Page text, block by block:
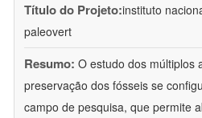
Título do Projeto:instituto
paleovert
Resumo: O estudo dos múltiplos
preservação dos fósseis se
campo de pesquisa, que permite